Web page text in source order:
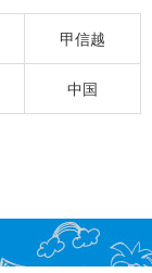
甲信越
中国